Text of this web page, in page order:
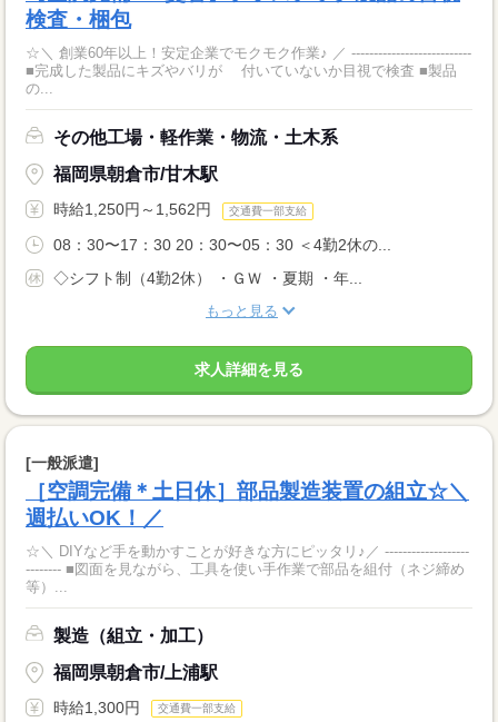
検査・梱包
☆＼ 創業60年以上！安定企業でモクモク作業♪ ／ ---------------------------
■完成した製品にキズやバリが 付いていないか目視で検査 ■製品
の...
その他工場・軽作業・物流・土木系
福岡県朝倉市/甘木駅
時給1,250円～1,562円 交通費一部支給
08：30〜17：30 20：30〜05：30 ＜4勤2休の...
◇シフト制（4勤2休） ・ＧＷ ・夏期 ・年...
もっと見る
求人詳細を見る
[一般派遣]
［空調完備＊土日休］部品製造装置の組立☆＼
週払いOK！／
☆＼ DIYなど手を動かすことが好きな方にピッタリ♪／ -------------------
-------- ■図面を見ながら、工具を使い手作業で部品を組付（ネジ締め
等）...
製造（組立・加工）
福岡県朝倉市/上浦駅
時給1,300円 交通費一部支給